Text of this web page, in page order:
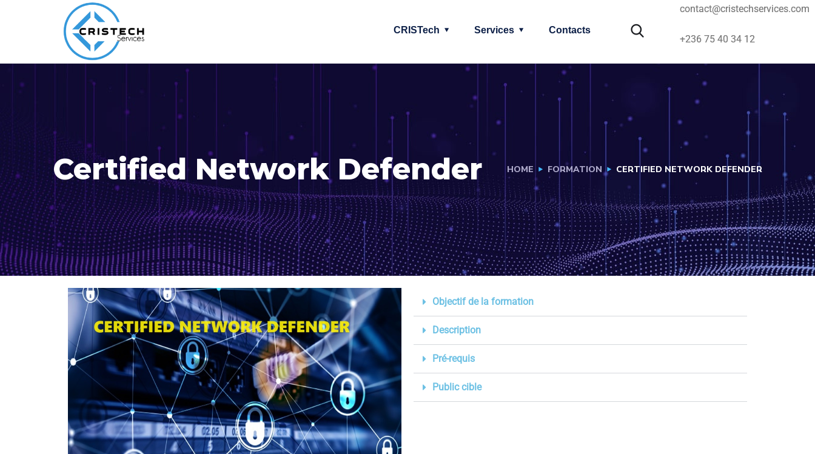
CRISTech Services Contacts
contact@cristechservices.com
+236 75 40 34 12
Certified Network Defender HOME FORMATION CERTIFIED NETWORK DEFENDER
Objectif de la formation
Description
Pré-requis
Public cible